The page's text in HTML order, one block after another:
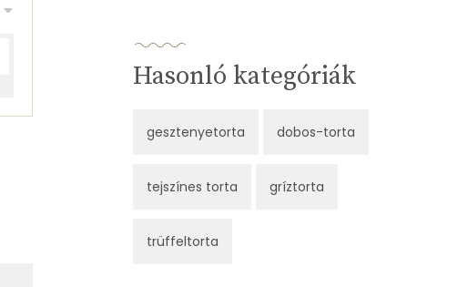
Hasonló kategóriák
gesztenyetorta dobos-torta
tejszínes torta gríztorta
trüffeltorta